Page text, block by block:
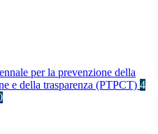
per la prevenzione della
e della trasparenza (PTPCT) 4